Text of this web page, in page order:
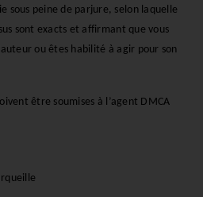
sous peine de parjure, selon laquelle
sont exacts et affirmant que vous
ou êtes habilité à agir pour son
être soumises à l’agent DMCA